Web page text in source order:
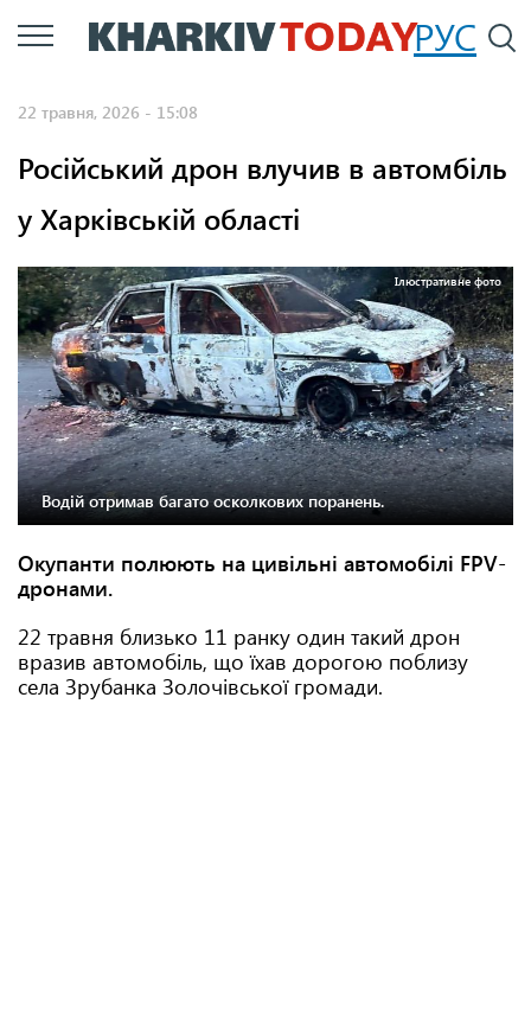
Перейти
до
РУС
22 травня, 2026 - 15:08
Російський дрон влучив в автомбіль
у Харківській області
Ілюстративне фото
Водій отримав багато осколкових поранень.
Окупанти полюють на цивільні автомобілі FPV-
дронами.
22 травня близько 11 ранку один такий дрон
вразив автомобіль, що їхав дорогою поблизу
села Зрубанка Золочівської громади.